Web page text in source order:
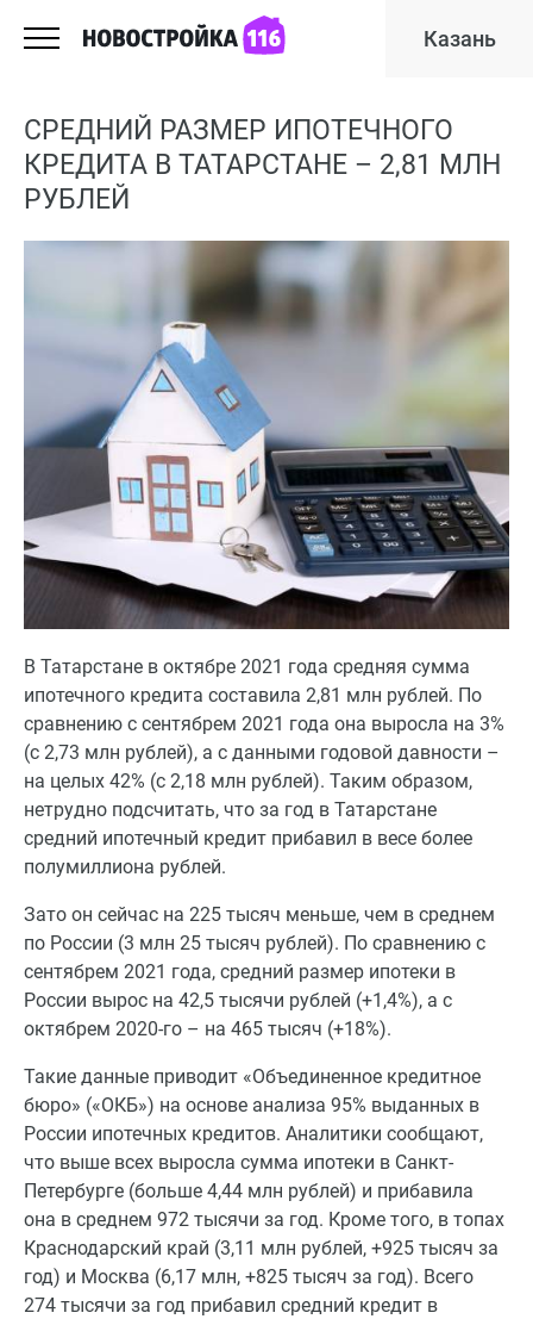
Казань
СРЕДНИЙ РАЗМЕР ИПОТЕЧНОГО
КРЕДИТА В ТАТАРСТАНЕ – 2,81 МЛН
РУБЛЕЙ
В Татарстане в октябре 2021 года средняя сумма
ипотечного кредита составила 2,81 млн рублей. По
сравнению с сентябрем 2021 года она выросла на 3%
(с 2,73 млн рублей), а с данными годовой давности –
на целых 42% (с 2,18 млн рублей). Таким образом,
нетрудно подсчитать, что за год в Татарстане
средний ипотечный кредит прибавил в весе более
полумиллиона рублей.
Зато он сейчас на 225 тысяч меньше, чем в среднем
по России (3 млн 25 тысяч рублей). По сравнению с
сентябрем 2021 года, средний размер ипотеки в
России вырос на 42,5 тысячи рублей (+1,4%), а с
октябрем 2020-го – на 465 тысяч (+18%).
Такие данные приводит «Объединенное кредитное
бюро» («ОКБ») на основе анализа 95% выданных в
России ипотечных кредитов. Аналитики сообщают,
что выше всех выросла сумма ипотеки в Санкт-
Петербурге (больше 4,44 млн рублей) и прибавила
она в среднем 972 тысячи за год. Кроме того, в топах
Краснодарский край (3,11 млн рублей, +925 тысяч за
год) и Москва (6,17 млн, +825 тысяч за год). Всего
274 тысячи за год прибавил средний кредит в